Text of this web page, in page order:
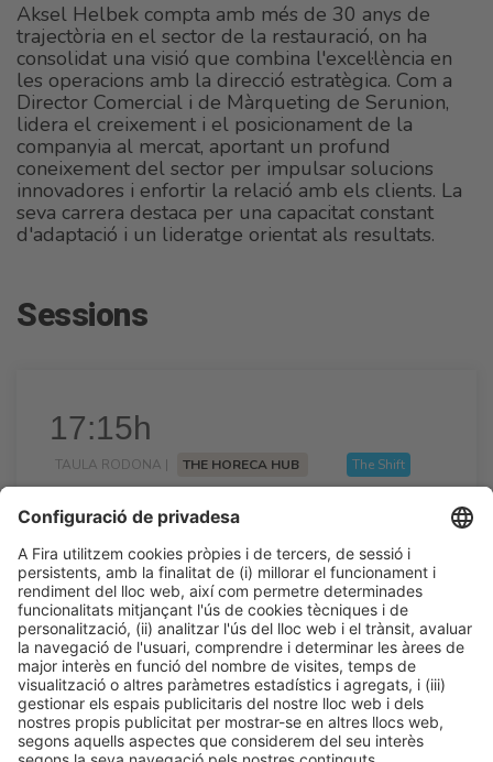
Aksel Helbek compta amb més de 30 anys de
trajectòria en el sector de la restauració, on ha
consolidat una visió que combina l'excel·lència en
les operacions amb la direcció estratègica. Com a
Director Comercial i de Màrqueting de Serunion,
lidera el creixement i el posicionament de la
companyia al mercat, aportant un profund
coneixement del sector per impulsar solucions
innovadores i enfortir la relació amb els clients. La
seva carrera destaca per una capacitat constant
d'adaptació i un lideratge orientat als resultats.
Sessions
17:15h
TAULA RODONA | THE HORECA HUB The Shift
Lliçó d’Eficàcia 360
Dl 23
17:15h - 17:45h
Talk Stage 2 - The Horeca Hub
Accés lliure
LLegir més